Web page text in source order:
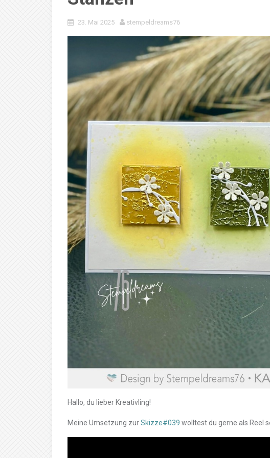
23. Mai 2025 stempeldreams76
Hallo, du lieber Kreativling!
Meine Umsetzung zurSkizze#039 wolltest du gerne als Reel